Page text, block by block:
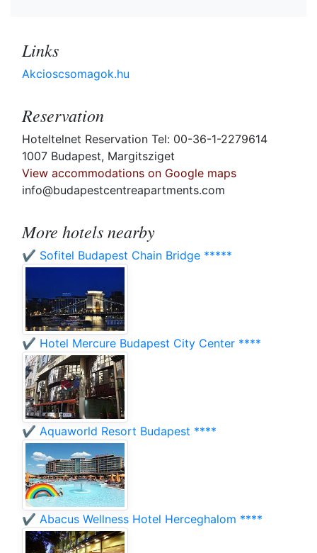
Links
Akcioscsomagok.hu
Reservation
Hoteltelnet Reservation Tel: 00-36-1-2279614
1007 Budapest, Margitsziget
View accommodations on Google maps
info@budapestcentreapartments.com
More hotels nearby
✔️ Sofitel Budapest Chain Bridge *****
✔️ Hotel Mercure Budapest City Center ****
✔️ Aquaworld Resort Budapest ****
✔️ Abacus Wellness Hotel Herceghalom ****